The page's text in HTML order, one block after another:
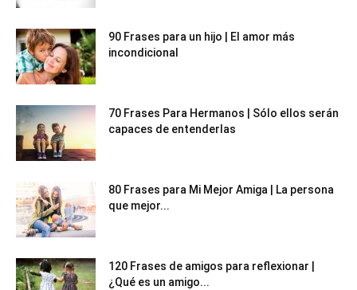
90 Frases para un hijo | El amor más
incondicional
70 Frases Para Hermanos | Sólo ellos serán
capaces de entenderlas
80 Frases para Mi Mejor Amiga | La persona
que mejor...
120 Frases de amigos para reflexionar |
¿Qué es un amigo...